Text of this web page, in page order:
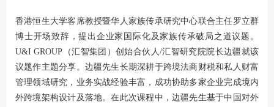
香港恒生大学客席教授暨华人家族传承研究中心联合主任罗立群
博士开场致辞，提出企业家国际化及家族传承破局之道议题。
U&I GROUP（汇智集团）创始合伙人/汇智研究院院长边疆就该
议题作主题分享。边疆先生长期深耕于跨境法商财税和私人财富
管理领域研究，业务实战经验丰富，成功协助多家企业完成境内
外跨境架构设计及落地。在此次课程中，边疆先生基于中国对外